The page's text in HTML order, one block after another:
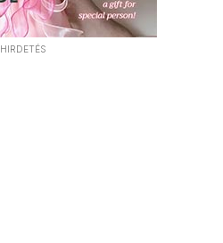
HIRDETÉS